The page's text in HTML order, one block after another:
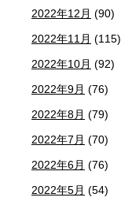
2022年12月 (90)
2022年11月 (115)
2022年10月 (92)
2022年9月 (76)
2022年8月 (79)
2022年7月 (70)
2022年6月 (76)
2022年5月 (54)